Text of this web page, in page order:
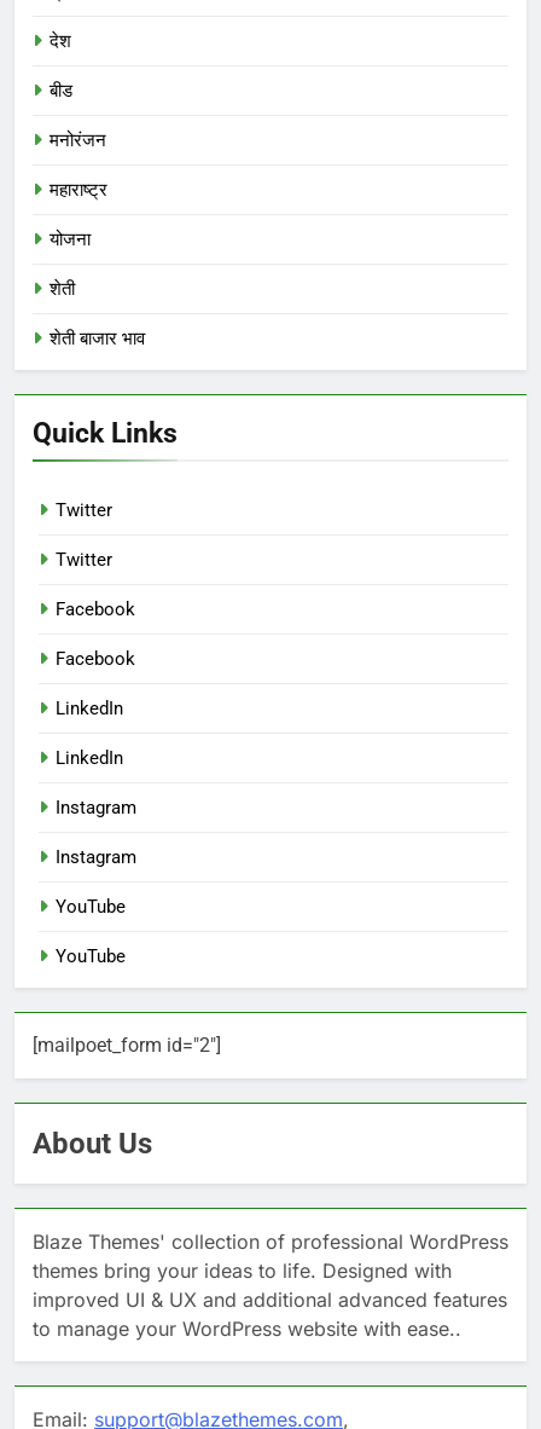
देश
बीड
मनोरंजन
महाराष्ट्र
योजना
शेती
शेती बाजार भाव
Quick Links
Twitter
Twitter
Facebook
Facebook
LinkedIn
LinkedIn
Instagram
Instagram
YouTube
YouTube
[mailpoet_form id="2"]
About Us
Blaze Themes' collection of professional WordPress
themes bring your ideas to life. Designed with
improved UI & UX and additional advanced features
to manage your WordPress website with ease..
Email: support@blazethemes.com,